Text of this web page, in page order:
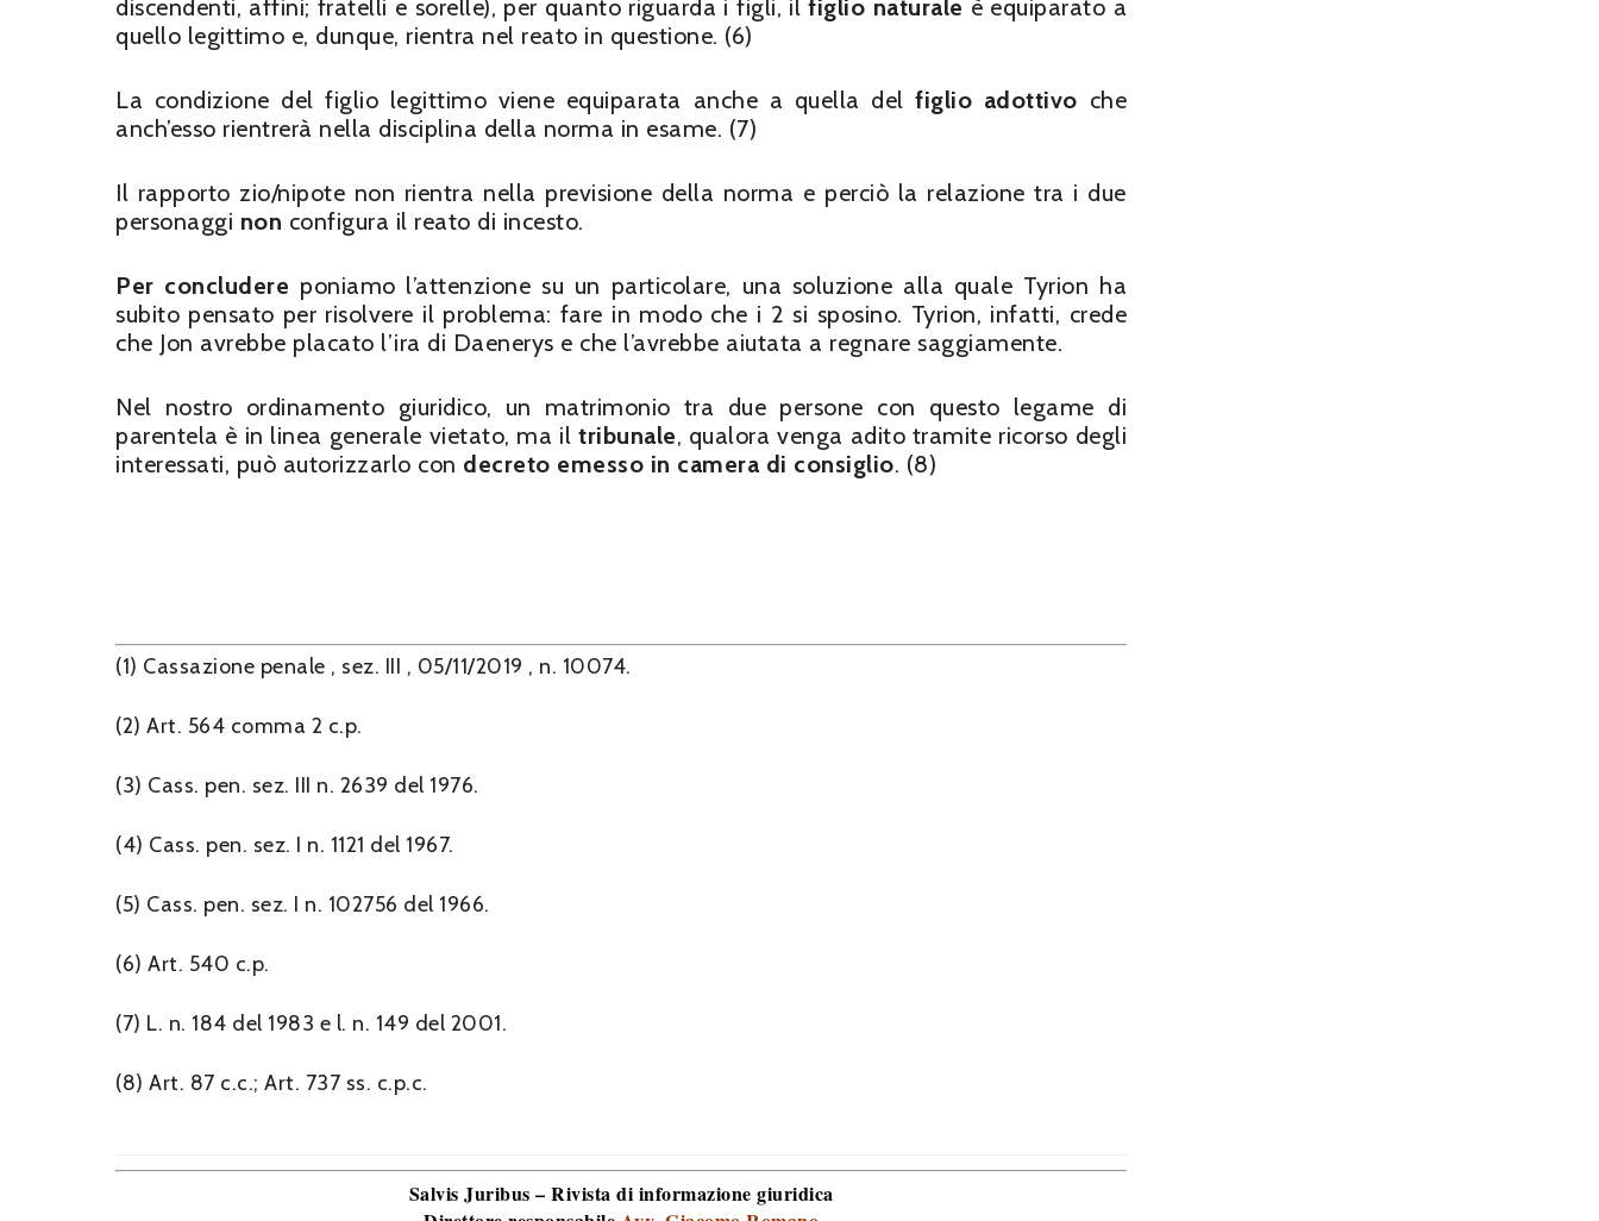
discendenti, affini; fratelli e sorelle), per quanto riguarda i figli, ilfiglio naturale è equiparato a
quello legittimo e, dunque, rientra nel reato in questione. (6)
La condizione del figlio legittimo viene equiparata anche a quella delfiglio adottivo che
anch’esso rientrerà nella disciplina della norma in esame. (7)
Il rapporto zio/nipote non rientra nella previsione della norma e perciò la relazione tra i due
personaggi non configura il reato di incesto.
Per concludere poniamo l’attenzione su un particolare, una soluzione alla quale Tyrion ha
subito pensato per risolvere il problema: fare in modo che i 2 si sposino. Tyrion, infatti, crede
che Jon avrebbe placato l’ira di Daenerys e che l’avrebbe aiutata a regnare saggiamente.
Nel nostro ordinamento giuridico, un matrimonio tra due persone con questo legame di
parentela è in linea generale vietato, ma iltribunale, qualora venga adito tramite ricorso degli
interessati, può autorizzarlo con decreto emesso in camera di consiglio. (8)
(1) Cassazione penale , sez. III , 05/11/2019 , n. 10074.
(2) Art. 564 comma 2 c.p.
(3) Cass. pen. sez. III n. 2639 del 1976.
(4) Cass. pen. sez. I n. 1121 del 1967.
(5) Cass. pen. sez. I n. 102756 del 1966.
(6) Art. 540 c.p.
(7) L. n. 184 del 1983 e l. n. 149 del 2001.
(8) Art. 87 c.c.; Art. 737 ss. c.p.c.
Salvis Juribus – Rivista di informazione giuridica